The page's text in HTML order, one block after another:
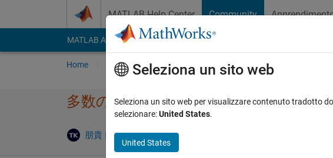
MATLAB Help Center Community
MATLAB Answers File Exchange Cody
Home Poni una domanda Risposta Naviga
多数の画像データの同一領域を集め
朋貴 熊田 30 Giu 2023
Seleziona un sito web
Seleziona un sito web per visualizzare contenuto tradotto
selezionare:United States.
United States